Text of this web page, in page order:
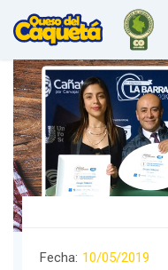
Fecha: 10/05/2019